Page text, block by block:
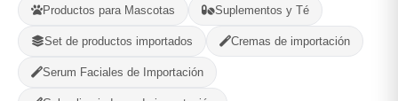
Productos para Mascotas Suplementos y Té
Set de productos importados Cremas de importación
Serum Faciales de Importación
Efectivo